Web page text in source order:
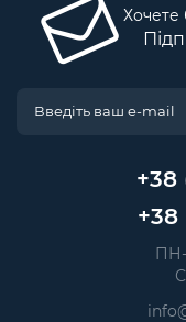
Хочете
+38
+38
ПН-